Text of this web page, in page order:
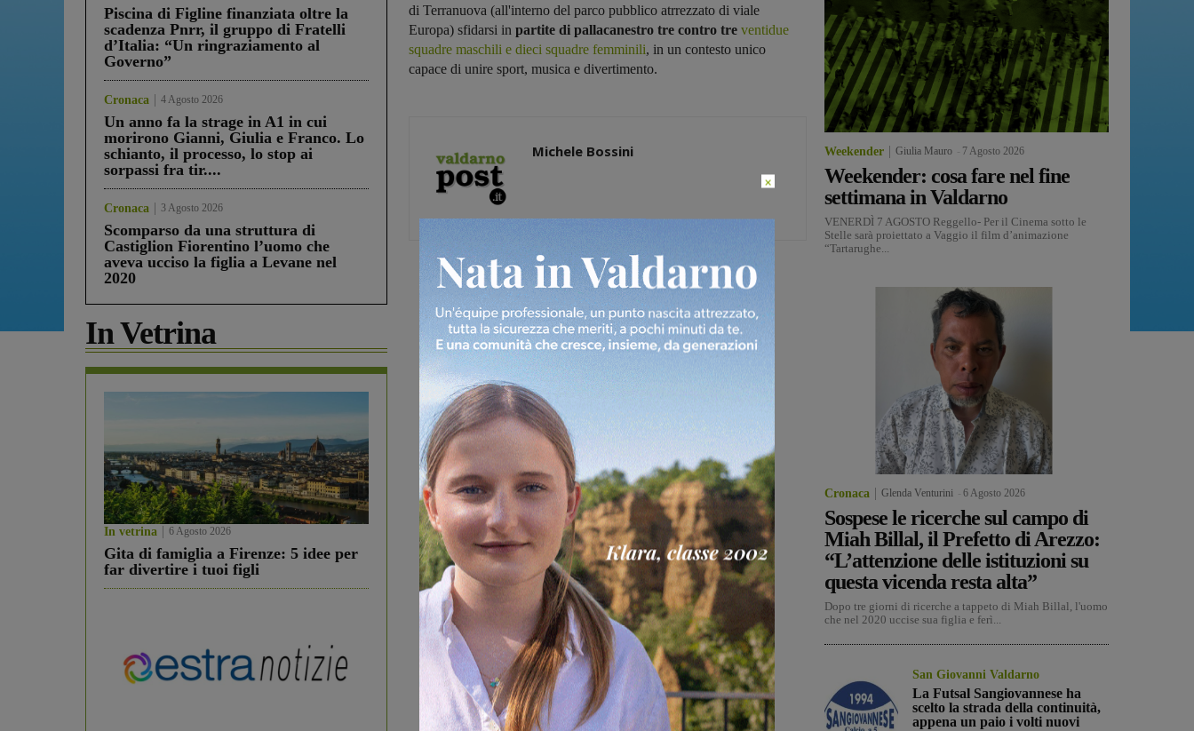
Piscina di Figline finanziata oltre la
scadenza Pnrr, il gruppo di Fratelli
d’Italia: “Un ringraziamento al
Governo”
Cronaca 4 Agosto 2026
Un anno fa la strage in A1 in cui
morirono Gianni, Giulia e Franco. Lo
schianto, il processo, lo stop ai
sorpassi fra tir....
Cronaca 3 Agosto 2026
Scomparso da una struttura di
Castiglion Fiorentino l’uomo che
aveva ucciso la figlia a Levane nel
2020
In Vetrina
In vetrina 6 Agosto 2026
Gita di famiglia a Firenze: 5 idee per
far divertire i tuoi figli
di Terranuova (all'interno del parco pubblico atrrezzato di viale
Europa) sfidarsi in partite di pallacanestro tre contro tre ventidue
squadre maschili e dieci squadre femminili, in un contesto unico
capace di unire sport, musica e divertimento.
Michele Bossini
Share
Weekender Giulia Mauro 7 Agosto 2026
Weekender: cosa fare nel fine
settimana in Valdarno
VENERDÌ 7 AGOSTO Reggello- Per il Cinema sotto le
Stelle sarà proiettato a Vaggio il film d’animazione
“Tartarughe...
Cronaca Glenda Venturini 6 Agosto 2026
Sospese le ricerche sul campo di
Miah Billal, il Prefetto di Arezzo:
“L’attenzione delle istituzioni su
questa vicenda resta alta”
Dopo tre giorni di ricerche a tappeto di Miah Billal, l'uomo
che nel 2020 uccise sua figlia e ferì...
San Giovanni Valdarno
La Futsal Sangiovannese ha
scelto la strada della continuità,
appena un paio i volti nuovi
×